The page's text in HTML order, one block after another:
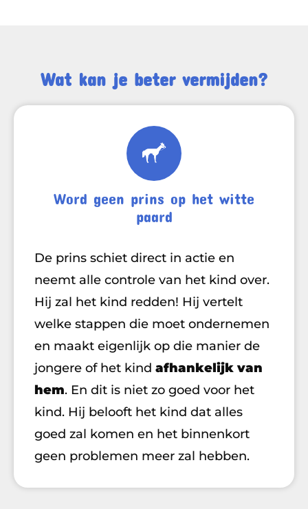
Wat kan je beter vermijden?
Word geen prins op het witte
paard
De prins schiet direct in actie en
neemt alle controle van het kind over.
Hij zal het kind redden! Hij vertelt
welke stappen die moet ondernemen
en maakt eigenlijk op die manier de
jongere of het kind afhankelijk van
hem. En dit is niet zo goed voor het
kind. Hij belooft het kind dat alles
goed zal komen en het binnenkort
geen problemen meer zal hebben.